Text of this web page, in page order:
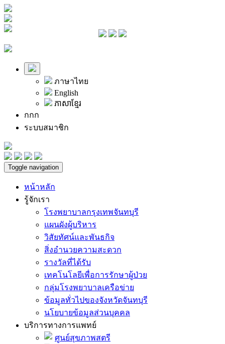
ภาษาไทย
English
ភាសាខ្មែរ
กกก
ระบบสมาชิก
Toggle navigation
หน้าหลัก
รู้จักเรา
โรงพยาบาลกรุงเทพจันทบุรี
แผนผังผู้บริหาร
วิสัยทัศน์และพันธกิจ
สิ่งอำนวยความสะดวก
รางวัลที่ได้รับ
เทคโนโลยีเพื่อการรักษาผู้ป่วย
กลุ่มโรงพยาบาลเครือข่าย
ข้อมูลทั่วไปของจังหวัดจันทบุรี
นโยบายข้อมูลส่วนบุคคล
บริการทางการแพทย์
ศูนย์สุขภาพสตรี